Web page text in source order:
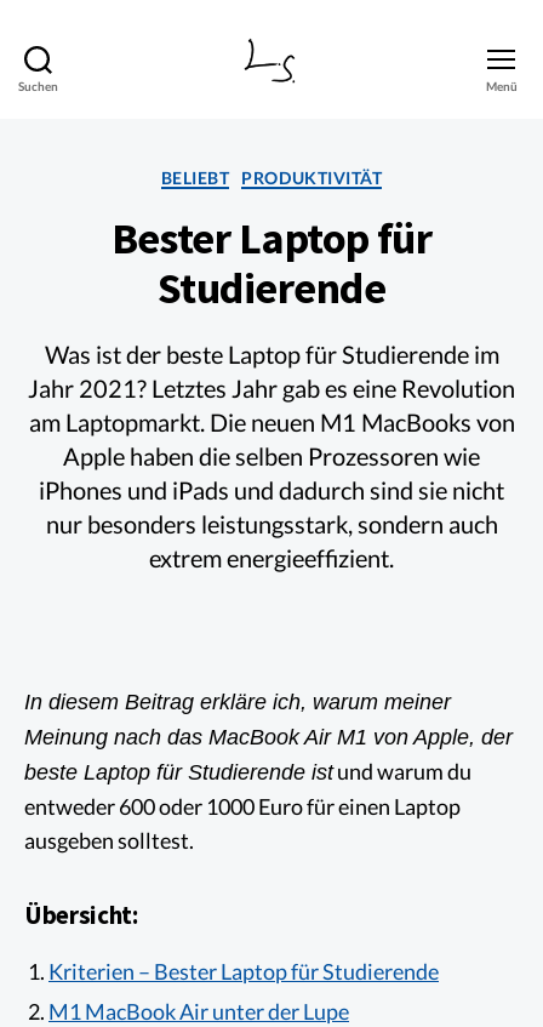
Suchen Menü
Kategorien
BELIEBT PRODUKTIVITÄT
Bester Laptop für
Studierende
Was ist der beste Laptop für Studierende im
Jahr 2021? Letztes Jahr gab es eine Revolution
am Laptopmarkt. Die neuen M1 MacBooks von
Apple haben die selben Prozessoren wie
iPhones und iPads und dadurch sind sie nicht
nur besonders leistungsstark, sondern auch
extrem energieeffizient.
In diesem Beitrag erkläre ich, warum meiner
Meinung nach das MacBook Air M1 von Apple, der
beste Laptop für Studierende istund warum du
entweder 600 oder 1000 Euro für einen Laptop
ausgeben solltest.
Übersicht:
Kriterien – Bester Laptop für Studierende
M1 MacBook Air unter der Lupe